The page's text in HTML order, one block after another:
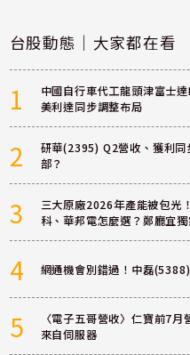
台股動態｜大家都在看
1
中國自行車代工龍頭津富士
美利達同步調整布局
2
研華(2395) Q2營收、獲利
部？
3
三大原廠2026年產能被包光
科、華邦電怎麼選？鄭廳宜
4 網通機會別錯過！中磊
5
〈電子五哥營收〉仁寶前7
來自伺服器